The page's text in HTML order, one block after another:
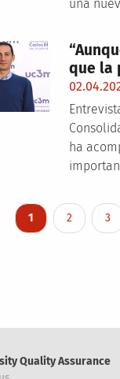
una
que la
ha
Current page
1 Page
2 3
Quality Assurance